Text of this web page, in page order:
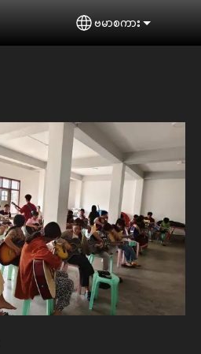
Select your
ဗမာစကား